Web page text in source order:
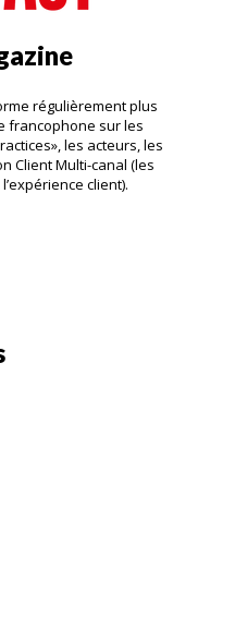
régulièrement plus
francophone sur les
les acteurs, les
Client Multi-canal (les
client).